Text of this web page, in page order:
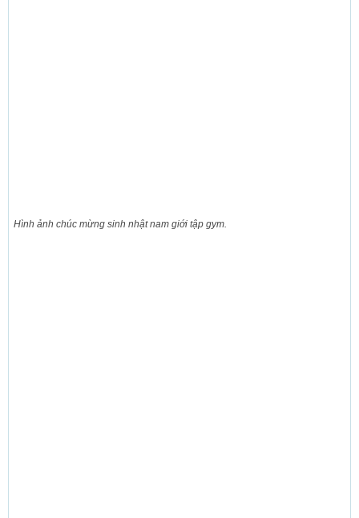
Hình ảnh chúc mừng sinh nhật nam giới tập gym.